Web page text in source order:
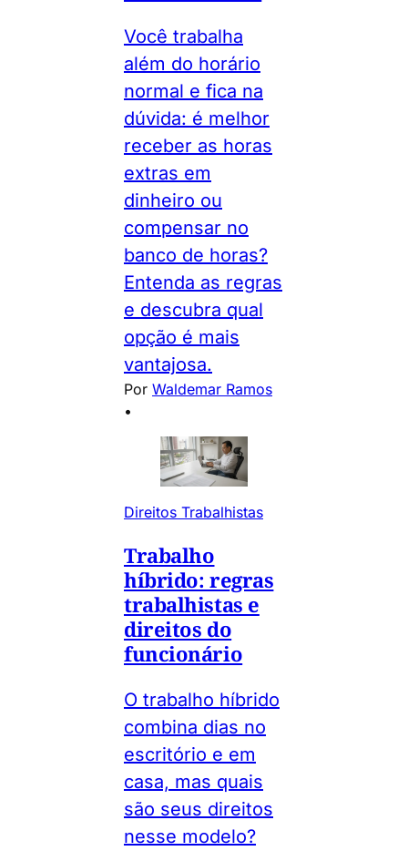
Você trabalha
além do horário
normal e fica na
dúvida: é melhor
receber as horas
extras em
dinheiro ou
compensar no
banco de horas?
Entenda as regras
e descubra qual
opção é mais
vantajosa.
Por Waldemar Ramos
•
Direitos Trabalhistas
Trabalho
híbrido: regras
trabalhistas e
direitos do
funcionário
O trabalho híbrido
combina dias no
escritório e em
casa, mas quais
são seus direitos
nesse modelo?